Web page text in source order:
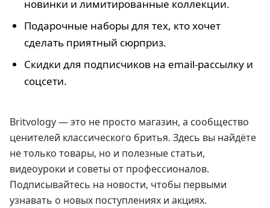
новинки и лимитированные коллекции.
Подарочные наборы для тех, кто хочет
сделать приятный сюрприз.
Скидки для подписчиков на email-рассылку и
соцсети.
Britvology — это не просто магазин, а сообщество
ценителей классического бритья. Здесь вы найдёте
не только товары, но и полезные статьи,
видеоуроки и советы от профессионалов.
Подписывайтесь на новости, чтобы первыми
узнавать о новых поступлениях и акциях.